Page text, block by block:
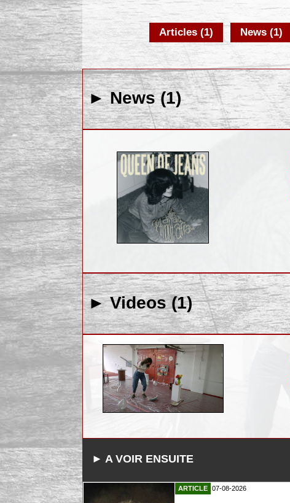
Articles (1) News (1)
► News (1)
► Videos (1)
► A VOIR ENSUITE
ARTICLE 07-08-2026